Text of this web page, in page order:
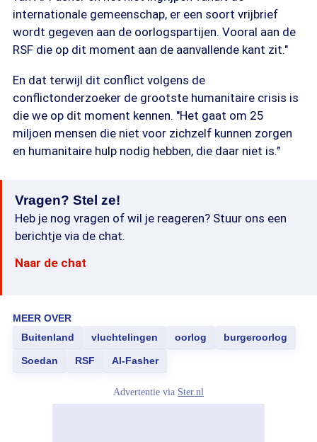
internationale gemeenschap, er een soort vrijbrief
wordt gegeven aan de oorlogspartijen. Vooral aan de
RSF die op dit moment aan de aanvallende kant zit."
En dat terwijl dit conflict volgens de
conflictonderzoeker de grootste humanitaire crisis is
die we op dit moment kennen. "Het gaat om 25
miljoen mensen die niet voor zichzelf kunnen zorgen
en humanitaire hulp nodig hebben, die daar niet is."
Vragen? Stel ze!
Heb je nog vragen of wil je reageren? Stuur ons een
berichtje via de chat.
Naar de chat
MEER OVER
Buitenland
vluchtelingen oorlog burgeroorlog
Soedan RSF Al-Fasher
Advertentie via Ster.nl